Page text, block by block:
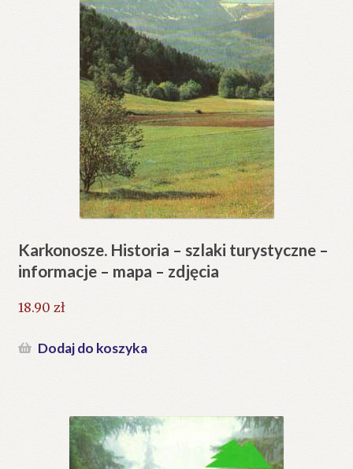
Karkonosze. Historia – szlaki turystyczne –
informacje – mapa – zdjęcia
18.90 zł
Dodaj do koszyka